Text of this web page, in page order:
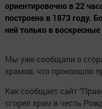
ориентировочно в 22
построена в 1873 году.
ней только в
Мы уже сообщали о
храмов, что произошло
Как сообщает сайт
сгорел храм в честь